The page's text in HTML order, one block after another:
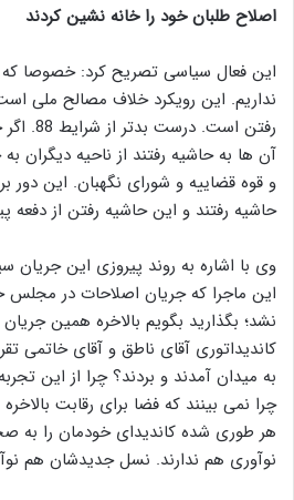
اصلاح طلبان خود را خانه نشین کردند
این فعال سیاسی تصریح کرد: خصوصا که
نداریم. این رویکرد خلاف مصالح ملی
آن ها به حاشیه رفتند از ناحیه دیگران
و قوه قضاییه و شورای نگهبان. این دور
حاشیه رفتند و این حاشیه رفتن از
این ماجرا که جریان اصلاحات در مجلس
نشد؛ بگذارید بگویم بالاخره همین
کاندیداتوری آقای ناطق و آقای خاتمی
به میدان آمدند و بردند؟ چرا از این
چرا نمی بینند که فضا برای رقابت
هر طوری شده کاندیدای خودمان را به
نوآوری هم ندارند. نسل جدیدشان هم